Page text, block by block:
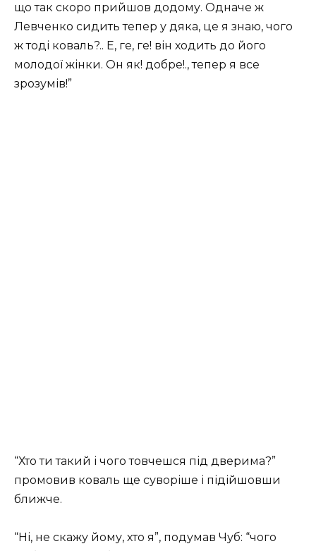
що так скоро прийшов додому. Одначе ж
Левченко сидить тепер у дяка, це я знаю, чого
ж тоді коваль?.. Е, ге, ге! він ходить до його
молодої жінки. Он як! добре!., тепер я все
зрозумів!”
“Хто ти такий і чого товчешся під дверима?”
промовив коваль ще суворіше і підійшовши
ближче.
“Ні, не скажу йому, хто я”, подумав Чуб: “чого